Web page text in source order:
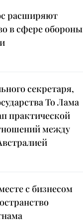
расширяют
в сфере обороны
секретаря,
То Лама
практической
между
с бизнесом